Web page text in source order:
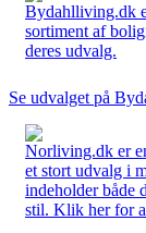
Bydahlliving.dk
sortiment af
deres udvalg.
Se udvalget på
Norliving.dk er
et stort udvalg i
indeholder både
stil. Klik her for